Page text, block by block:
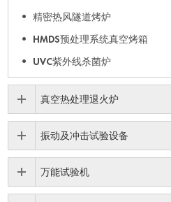
精密热风隧道烤炉
HMDS预处理系统真空烤箱
UVC紫外线杀菌炉
真空热处理退火炉
振动及冲击试验设备
万能试验机